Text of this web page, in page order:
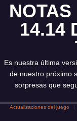
14.14
Es nuestra última
de nuestro próximo
sorpresas que
Actualizaciones del juego